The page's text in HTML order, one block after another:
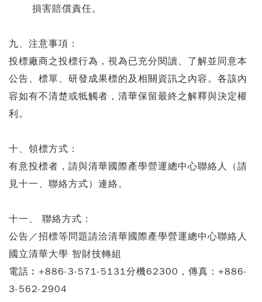
損害賠償責任。
九、注意事項：
投標廠商之投標行為，視為已充分閱讀、了解並同意本
公告、標單、研發成果標的及相關資訊之內容。各該內
容如有不清楚或牴觸者，清華保留最終之解釋與決定權
利。
十、領標方式：
有意投標者，請與清華國際產學營運總中心聯絡人（請
見十一、聯絡方式）連絡。
十一、
聯絡方式：
公告／招標等問題請洽清華國際產學營運總中心聯絡人
國立清華大學 智財技轉組
電話︰+886-3-571-5131分機62300，傳真：+886-
3-562-2904